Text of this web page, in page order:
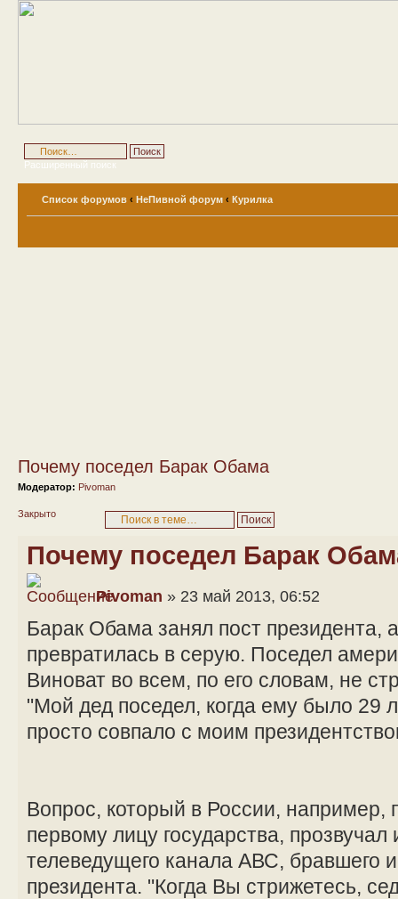
Расширенный поиск
Список форумов ‹ НеПивной форум ‹ Курилка
Почему поседел Барак Обама
Модератор: Pivoman
Закрыто
Почему поседел Барак
Pivoman » 23 май 2013, 06:52
Барак Обама занял пост президента,
превратилась в серую. Поседел
Виноват во всем, по его словам, не
"Мой дед поседел, когда ему было 29
просто совпало с моим
Вопрос, который в России, например,
первому лицу государства,
телеведущего канала АВС, бравшего
президента. "Когда Вы стрижетесь,